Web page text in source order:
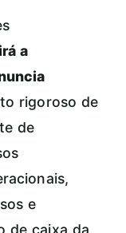
a
rigoroso de
de
e